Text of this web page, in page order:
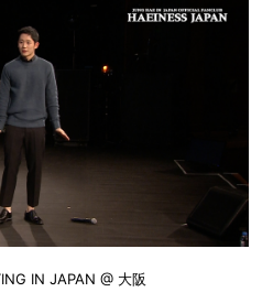
IN JAPAN @ 大阪